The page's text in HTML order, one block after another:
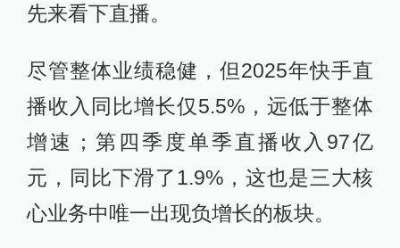
先来看下直播。
尽管整体业绩稳健，但2025年快手直
播收入同比增长仅5.5%，远低于整体
增速；第四季度单季直播收入97亿
元，同比下滑了1.9%，这也是三大核
心业务中唯一出现负增长的板块。